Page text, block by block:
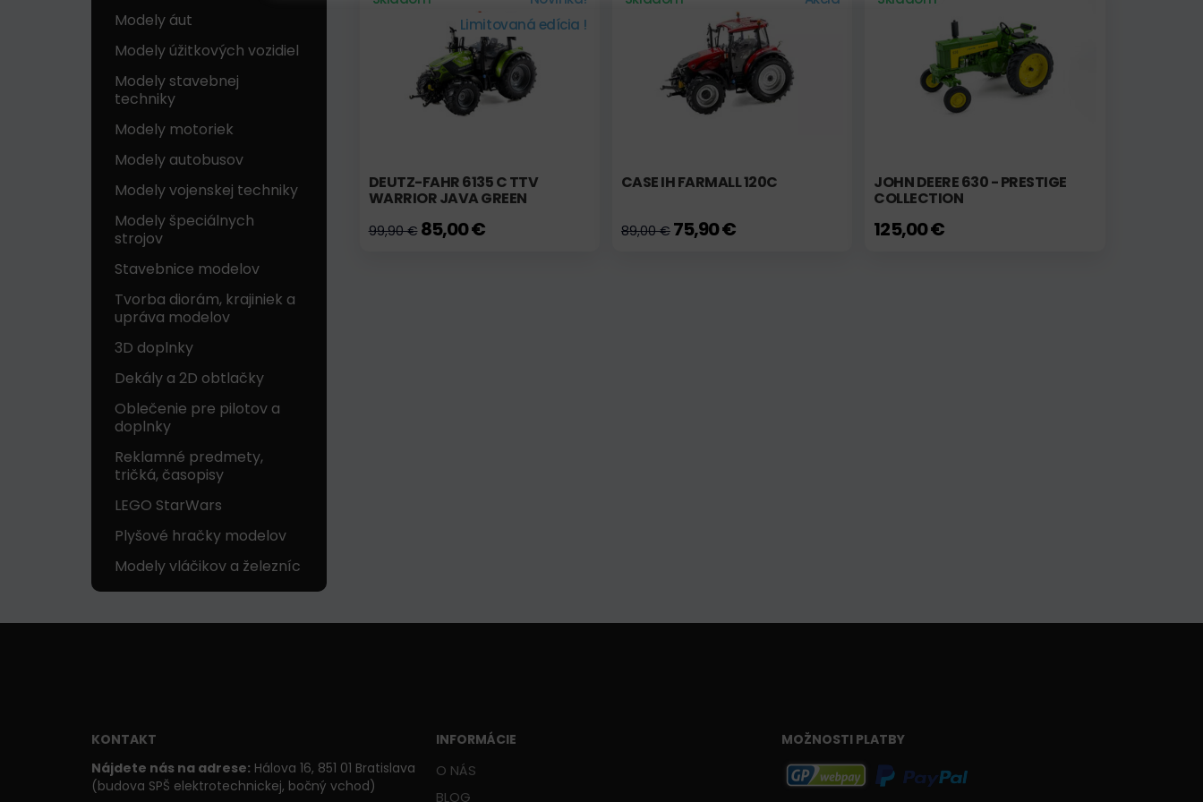
Modely áut
Modely úžitkových vozidiel
Modely stavebnej
techniky
Modely motoriek
Modely autobusov
Modely vojenskej techniky
Modely špeciálnych
strojov
Stavebnice modelov
Tvorba diorám, krajiniek a
upráva modelov
3D doplnky
Dekály a 2D obtlačky
Oblečenie pre pilotov a
doplnky
Reklamné predmety,
tričká, časopisy
LEGO StarWars
Plyšové hračky modelov
Modely vláčikov a železníc
Limitovaná edícia !
DEUTZ-FAHR 6135 C TTV
WARRIOR JAVA GREEN
99,90 €85,00 €
CASE IH FARMALL 120C
89,00 €75,90 €
JOHN DEERE 630 - PRESTIGE
COLLECTION
125,00 €
KONTAKT
Nájdete nás na adrese: Hálova 16, 851 01 Bratislava
(budova SPŠ elektrotechnickej, bočný vchod)
INFORMÁCIE
O NÁS
BLOG
MOŽNOSTI PLATBY